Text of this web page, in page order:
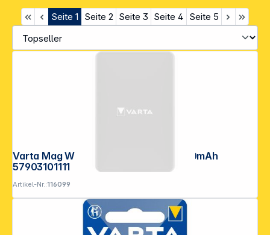
Seite 1 Seite 2 Seite 3 Seite 4 Seite 5
Varta Mag Wireless Power Bank 5.000mAh
57903101111
Artikel-Nr.:116099